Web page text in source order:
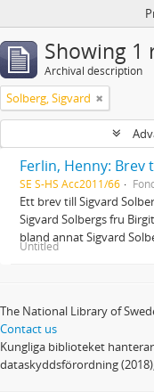
Showing 1
Archival description
Solberg, Sigvard
Ferlin, Henny: Brev
SE S-HS Acc2011/66
Ett brev till Sigvard
Sigvard Solbergs fru
bland annat Sigvard
Untitled
The National Library of
Contact us
Kungliga biblioteket
dataskyddsförordning